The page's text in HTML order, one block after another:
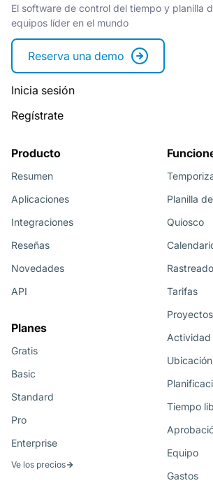
El software de control del tiempo y planilla
equipos líder en el mundo
Reserva una demo
Inicia sesión
Regístrate
Producto
Resumen
Aplicaciones
Integraciones
Reseñas
Novedades
API
Planes
Gratis
Basic
Standard
Pro
Enterprise
Ve los precios
Planilla
Quiosco
Tarifas
Proyectos
Actividad
Ubicación
Tiempo
Equipo
Gastos